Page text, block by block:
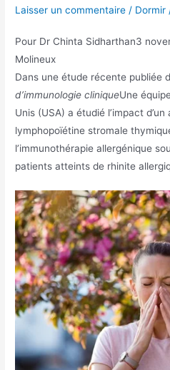
Laisser un commentaire / Dormir
Pour Dr Chinta Sidharthan3
Molineux
Dans une étude récente publiée
d’immunologie cliniqueUne
Unis (USA) a étudié l’impact
lymphopoïétine stromale
l’immunothérapie allergénique
patients atteints de rhinite